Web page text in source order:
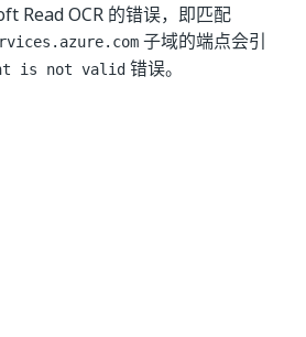
Read OCR 的错误，即匹配
子域的端点会引
is not valid 错误。